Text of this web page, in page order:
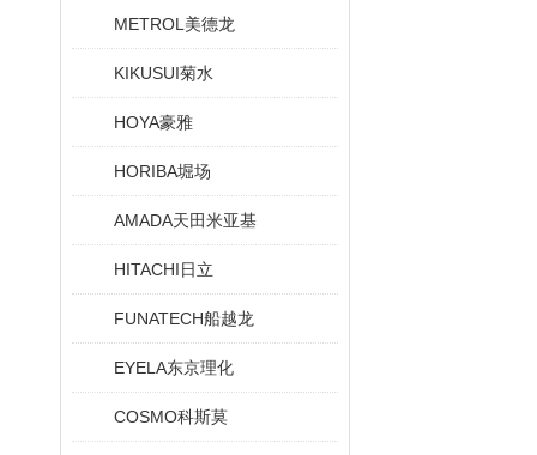
METROL美德龙
KIKUSUI菊水
HOYA豪雅
HORIBA堀场
AMADA天田米亚基
HITACHI日立
FUNATECH船越龙
EYELA东京理化
COSMO科斯莫